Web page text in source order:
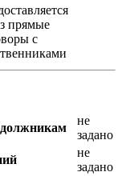
прямые
с
должникам
не
задано
не
задано